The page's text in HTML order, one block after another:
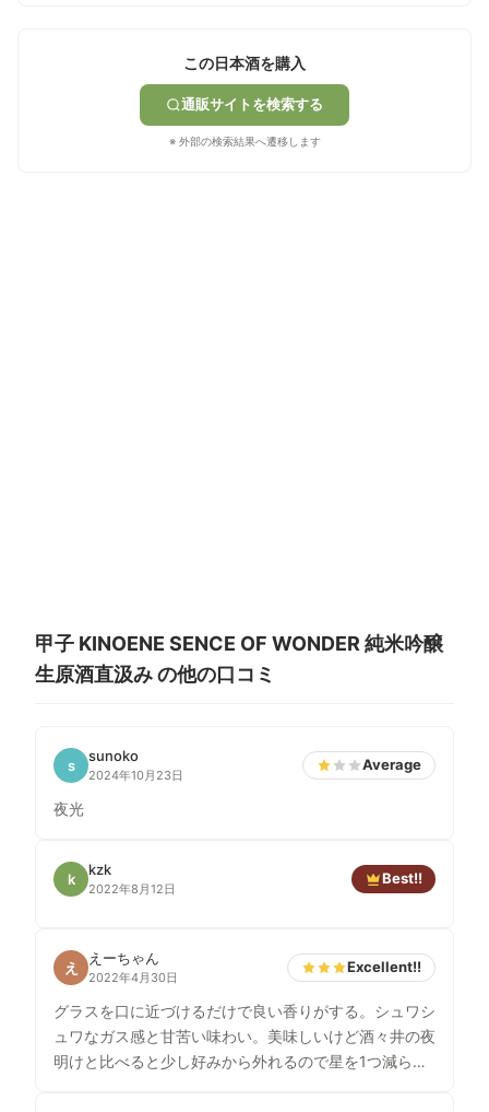
この日本酒を購入
通販サイトを検索する
※ 外部の検索結果へ遷移します
甲子 KINOENE SENCE OF WONDER 純米吟醸
生原酒直汲み の他の口コミ
s
sunoko
2024年10月23日
Average
夜光
k
kzk
2022年8月12日
Best!!
え
えーちゃん
2022年4月30日
Excellent!!
グラスを口に近づけるだけで良い香りがする。シュワシ
ュワなガス感と甘苦い味わい。美味しいけど酒々井の夜
明けと比べると少し好みから外れるので星を1つ減らし